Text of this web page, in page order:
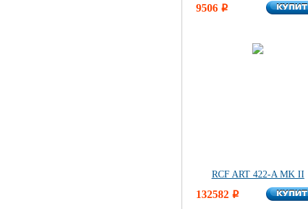
9506 i
RCF ART 422-A MK II
132582 i